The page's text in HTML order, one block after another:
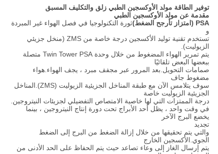
توفير الطاقة مولد الأوكسجين الطبي زلق والتكليف المسبق
مقدمة عن مولد الأوكسجين الطبي
PSA (امتزاز تأرجح الضغط)
ثورة التكنولوجيا في فصل الهواء غير المبردة
و
تستخدم تقنية توليد الأكسجين درجة خاصة من ZMS (منخل جزيئي
الزيوليت).
يتم تمرير الهواء المضغوط من خلال وحدة Twin Tower PSA متصلة
ببعضها البعض تلقائيًا
صمامات التحويل.بعد المرور عبر مجفف مبرد ، يجف الهواء.هواء
مضغوط جاف
سوف يتلامس الآن مع طبقة المناخل الجزيئية الزيوليت (ZMS).المناخل
الجزيئية الزيوليت خاصة
درجة الممتزات التي لها خاصية الامتصاص التفضيلي لجزيئات النيتروجين.
في وقت واحد ، يظل أحد الأبراج تحت دورة إنتاج النيتروجين ، بينما
يخضع البرج الآخر
تجديد
والتي يتم تحقيقها من خلال إزالة الضغط من البرج إلى الضغط
الجوي.الأكسجين الخارج
يتم إرسال الغاز إلى وعاء تصاعد حيث يتم الحفاظ على الحد الأدنى من